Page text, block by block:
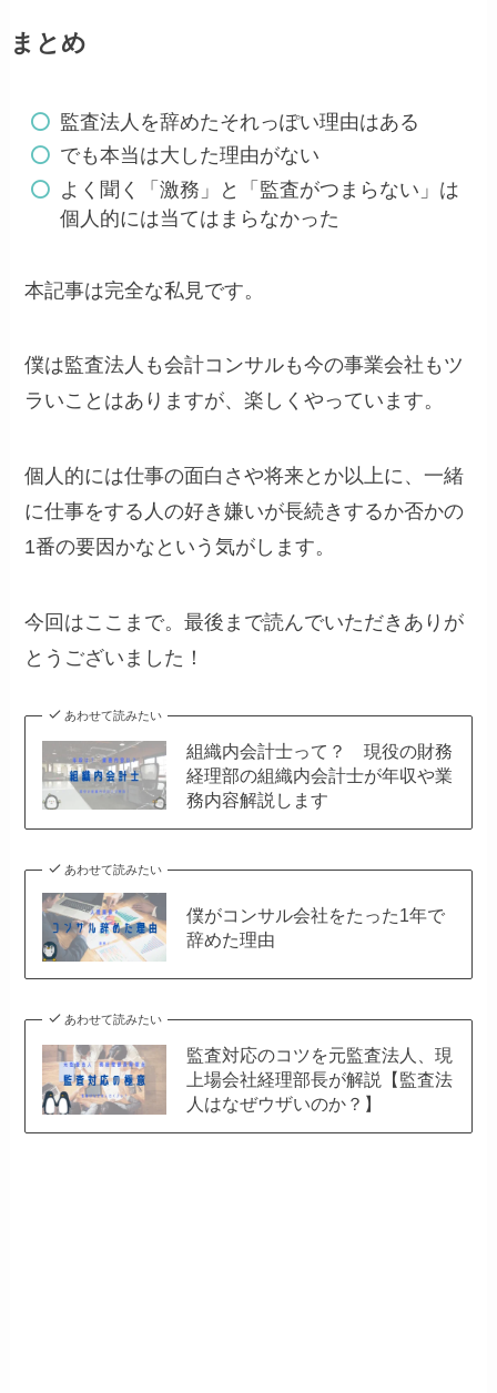
まとめ
監査法人を辞めたそれっぽい理由はある
でも本当は大した理由がない
よく聞く「激務」と「監査がつまらない」は
個人的には当てはまらなかった
本記事は完全な私見です。
僕は監査法人も会計コンサルも今の事業会社もツ
ラいことはありますが、楽しくやっています。
個人的には仕事の面白さや将来とか以上に、一緒
に仕事をする人の好き嫌いが長続きするか否かの
1番の要因かなという気がします。
今回はここまで。最後まで読んでいただきありが
とうございました！
あわせて読みたい
組織内会計士って？ 現役の財務
経理部の組織内会計士が年収や業
務内容解説します
あわせて読みたい
僕がコンサル会社をたった1年で
辞めた理由
あわせて読みたい
監査対応のコツを元監査法人、現
上場会社経理部長が解説【監査法
人はなぜウザいのか？】